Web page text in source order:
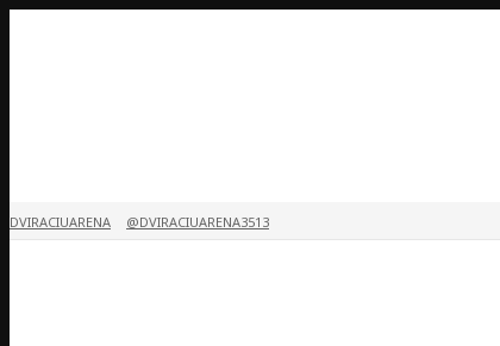
DVIRACIUARENA @DVIRACIUARENA3513